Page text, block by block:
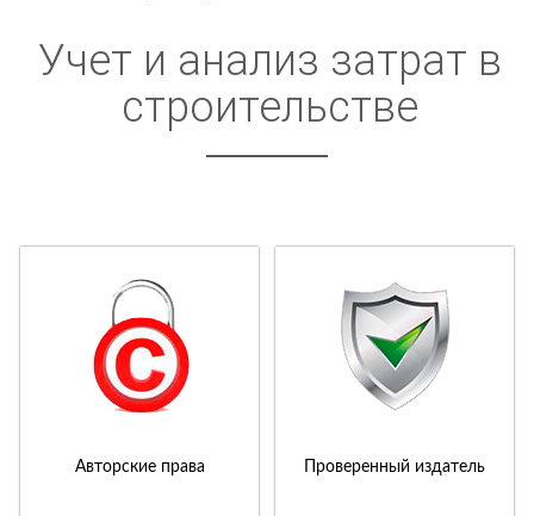
Учет и анализ затрат в
строительстве
Авторские права Проверенный издатель